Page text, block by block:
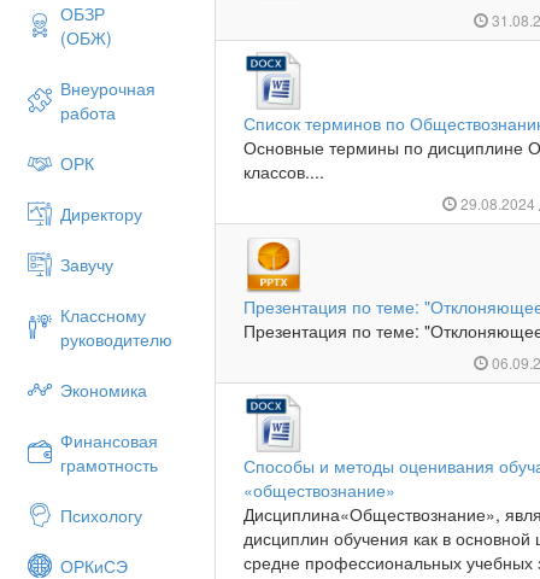
ОБЗР
(ОБЖ)
Внеурочная
работа
ОРК
Директору
Завучу
Классному
руководителю
Экономика
Финансовая
грамотность
Психологу
ОРКиСЭ
Список терминов по
Основные термины по дисциплине
классов....
29.08.2024
Презентация по теме:
Презентация по теме:
Способы и методы оценивания
«обществознание»
Дисциплина«Обществознание»,
дисциплин обучения как в
средне профессиональных учебных